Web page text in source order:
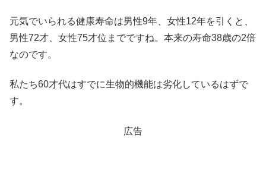
元気でいられる健康寿命は男性9年、女性12年を引くと、
男性72才、女性75才位までですね。本来の寿命38歳の2倍
なのです。
私たち60才代はすでに生物的機能は劣化しているはずで
す。
広告